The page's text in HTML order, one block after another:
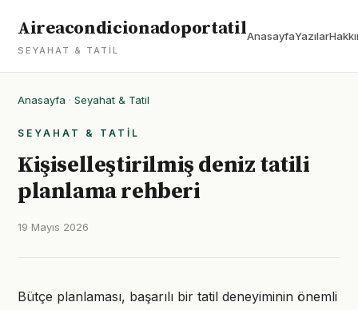
Aireacondicionadoportatil
SEYAHAT & TATIL
AnasayfaYazılar
Anasayfa · Seyahat & Tatil
SEYAHAT & TATIL
Kişiselleştirilmiş deniz tatili
planlama rehberi
19 Mayıs 2026
Bütçe planlaması, başarılı bir tatil deneyiminin önemli